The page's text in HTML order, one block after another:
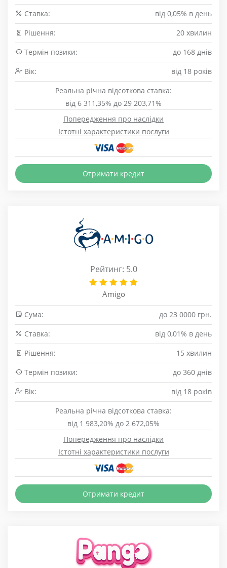
Cтавка:
від 0,05% в день
Рішення:
20 хвилин
Термін позики:
до 168 днів
Вік:
від 18 років
Реальна річна відсоткова ставка:
від 6 311,35% до 29 203,71%
Попередження про наслідки
Істотні характеристики послуги
Отримати кредит
Рейтинг: 5.0
Amigo
Сума:
до 23 0000 грн.
Cтавка:
від 0,01% в день
Рішення:
15 хвилин
Термін позики:
до 360 днів
Вік:
від 18 років
Реальна річна відсоткова ставка:
від 1 983,20% до 2 672,05%
Попередження про наслідки
Істотні характеристики послуги
Отримати кредит